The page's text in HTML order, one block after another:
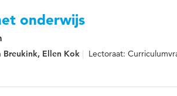
onderwijs
Breukink, Ellen Kok Lectoraat: